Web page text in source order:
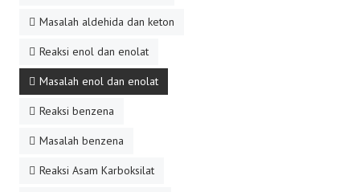
Masalah aldehida dan keton
Reaksi enol dan enolat
Masalah enol dan enolat
Reaksi benzena
Masalah benzena
Reaksi Asam Karboksilat